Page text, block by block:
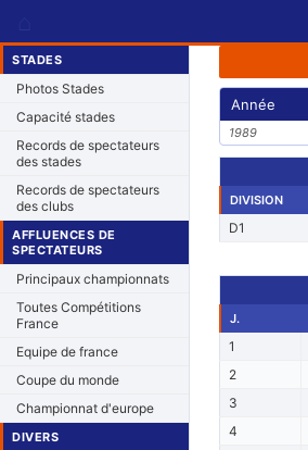
STADES
Photos Stades
Capacité stades
Records de spectateurs
des stades
Records de spectateurs
des clubs
AFFLUENCES DE
SPECTATEURS
Principaux championnats
Toutes Compétitions
France
Equipe de france
Coupe du monde
Championnat d'europe
DIVERS
Année
1989
DIVISION
D1
J.
1
2
3
4